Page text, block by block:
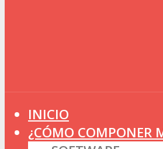
INICIO
¿CÓMO COMPONER